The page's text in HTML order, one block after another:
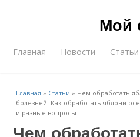
Мой
Главная Новости Статьи
Главная » Статьи » Чем обработать
болезней. Как обработать яблони
и разные вопросы
Чем